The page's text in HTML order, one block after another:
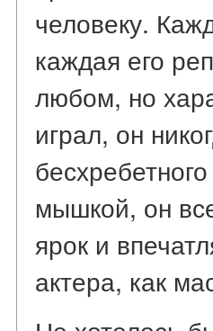
человеку.
каждая его
любом, но
играл, он
мышкой, он
ярок и
актера, как